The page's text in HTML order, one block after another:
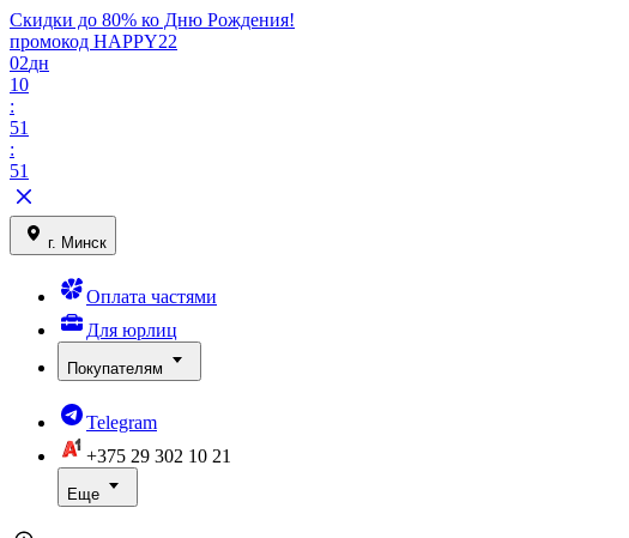
Скидки до 80% ко Дню Рождения!
промокод HAPPY22
02дн
10
:
51
:
51
г. Минск
Оплата частями
Для юрлиц
Покупателям
Telegram
+375 29 302 10 21
Еще